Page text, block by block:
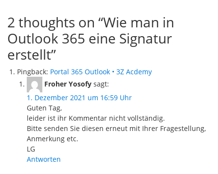
2 thoughts on “Wie man in
Outlook 365 eine Signatur
erstellt”
Pingback: Portal 365 Outlook • 3Z Acdemy
Froher Yosofy sagt:
1. Dezember 2021 um 16:59 Uhr
Guten Tag,
leider ist ihr Kommentar nicht vollständig.
Bitte senden Sie diesen erneut mit Ihrer Fragestellung,
Anmerkung etc.
LG
Antworten